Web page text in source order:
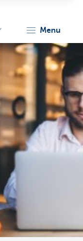
menu